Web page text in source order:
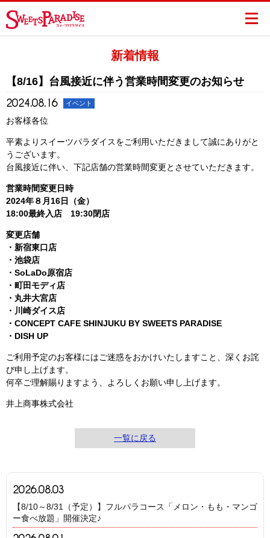
新着情報
2026.08.03
【8/10～8/31（予定）】フルパラコース「メロン・もも・マンゴ
ー食べ放題」開催決定♪
【8/16】台風接近に伴う営業時間変更のお知らせ
2024.08.16 イベント
お客様各位
平素よりスイーツパラダイスをご利用いただきまして誠にありがと
うございます。
台風接近に伴い、下記店舗の営業時間変更とさせていただきます。
営業時間変更日時
2024年８月16日（金）
18:00最終入店 19:30閉店
変更店舗
・新宿東口店
・池袋店
・SoLaDo原宿店
・町田モディ店
・丸井大宮店
・川崎ダイス店
・CONCEPT CAFE SHINJUKU BY SWEETS PARADISE
・DISH UP
ご利用予定のお客様にはご迷惑をおかけいたしますこと、深くお詫
び申し上げます。
何卒ご理解賜りますよう、よろしくお願い申し上げます。
井上商事株式会社
一覧に戻る